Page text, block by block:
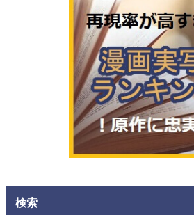
検索